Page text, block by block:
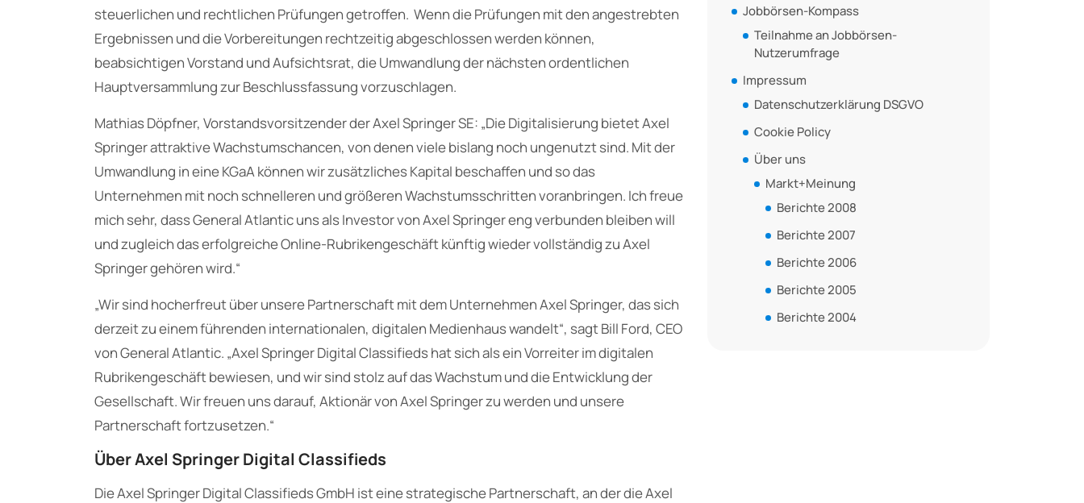
steuerlichen und rechtlichen Prüfungen getroffen. Wenn die Prüfungen mit den angestrebten
Ergebnissen und die Vorbereitungen rechtzeitig abgeschlossen werden können,
beabsichtigen Vorstand und Aufsichtsrat, die Umwandlung der nächsten ordentlichen
Hauptversammlung zur Beschlussfassung vorzuschlagen.
Mathias Döpfner, Vorstandsvorsitzender der Axel Springer SE: „Die Digitalisierung bietet Axel
Springer attraktive Wachstumschancen, von denen viele bislang noch ungenutzt sind. Mit der
Umwandlung in eine KGaA können wir zusätzliches Kapital beschaffen und so das
Unternehmen mit noch schnelleren und größeren Wachstumsschritten voranbringen. Ich freue
mich sehr, dass General Atlantic uns als Investor von Axel Springer eng verbunden bleiben will
und zugleich das erfolgreiche Online-Rubrikengeschäft künftig wieder vollständig zu Axel
Springer gehören wird.“
„Wir sind hocherfreut über unsere Partnerschaft mit dem Unternehmen Axel Springer, das sich
derzeit zu einem führenden internationalen, digitalen Medienhaus wandelt“, sagt Bill Ford, CEO
von General Atlantic. „Axel Springer Digital Classifieds hat sich als ein Vorreiter im digitalen
Rubrikengeschäft bewiesen, und wir sind stolz auf das Wachstum und die Entwicklung der
Gesellschaft. Wir freuen uns darauf, Aktionär von Axel Springer zu werden und unsere
Partnerschaft fortzusetzen.“
Über Axel Springer Digital Classifieds
Die Axel Springer Digital Classifieds GmbH ist eine strategische Partnerschaft, an der die Axel
Jobbörsen-Kompass
Teilnahme an Jobbörsen-
Nutzerumfrage
Impressum
Datenschutzerklärung DSGVO
Cookie Policy
Über uns
Markt+Meinung
Berichte 2008
Berichte 2007
Berichte 2006
Berichte 2005
Berichte 2004